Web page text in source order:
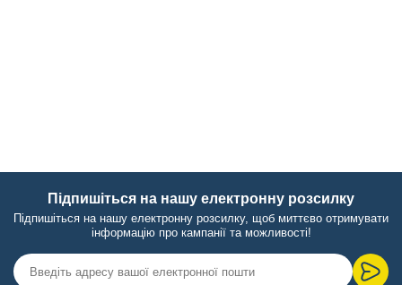
Підпишіться на нашу електронну розсилку
Підпишіться на нашу електронну розсилку, щоб миттєво отримувати
інформацію про кампанії та можливості!